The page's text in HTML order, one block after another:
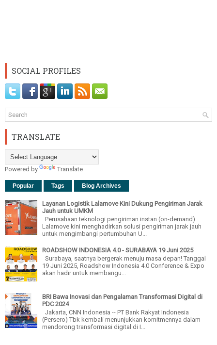
SOCIAL PROFILES
TRANSLATE
Powered by Translate
Popular Tags Blog Archives
Layanan Logistik Lalamove Kini Dukung Pengiriman Jarak
Jauh untuk UMKM
Perusahaan teknologi pengiriman instan (on-demand)
Lalamove kini menghadirkan solusi pengiriman jarak jauh
untuk mengimbangi pertumbuhan U...
ROADSHOW INDONESIA 4.0 - SURABAYA 19 Juni 2025
Surabaya, saatnya bergerak menuju masa depan! Tanggal
19 Juni 2025, Roadshow Indonesia 4.0 Conference & Expo
akan hadir untuk membangu...
BRI Bawa Inovasi dan Pengalaman Transformasi Digital di
PDC 2024
Jakarta, CNN Indonesia -- PT Bank Rakyat Indonesia
(Persero) Tbk kembali menunjukkan komitmennya dalam
mendorong transformasi digital di I...